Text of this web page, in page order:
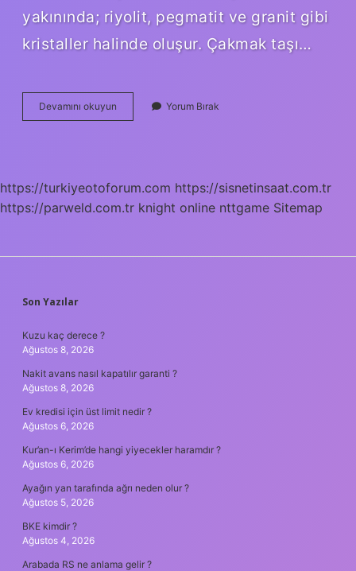
yakınında; riyolit, pegmatit ve granit gibi
kristaller halinde oluşur. Çakmak taşı…
Devamını okuyun Çakmak
Taşı
Yorum Bırak
https://turkiyeotoforum.com https://sisnetinsaat.com.tr
https://parweld.com.tr knight online nttgame Sitemap
SIDEBAR
Son Yazılar
Kuzu kaç derece ?
Ağustos 8, 2026
Nakit avans nasıl kapatılır garanti ?
Ağustos 8, 2026
Ev kredisi için üst limit nedir ?
Ağustos 6, 2026
Kur’an-ı Kerim’de hangi yiyecekler haramdır ?
Ağustos 6, 2026
Ayağın yan tarafında ağrı neden olur ?
Ağustos 5, 2026
BKE kimdir ?
Ağustos 4, 2026
Arabada RS ne anlama gelir ?